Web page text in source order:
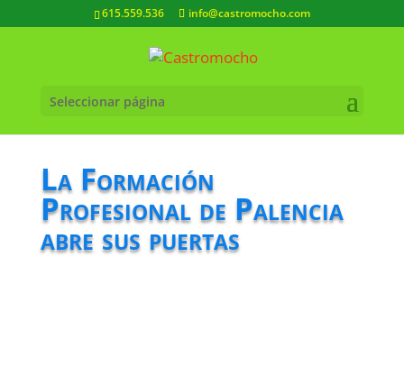
615.559.536 info@castromocho.com
Seleccionar página
La Formación
Profesional de Palencia
abre sus puertas